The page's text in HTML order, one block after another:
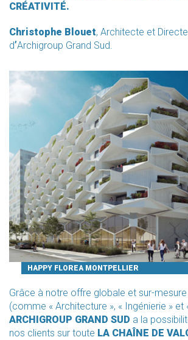
HAPPY FLOREA MONTPELLIER
CRÉATIVITÉ.
Christophe Blouet, Architecte et
d’Archigroup Grand Sud.
Grâce à notre offre globale et sur-
(comme « Architecture », « Ingénierie » et
ARCHIGROUP GRAND SUD a la
nos clients sur toute LA CHAÎNE DE